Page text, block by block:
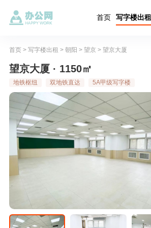
首页 写字楼出租
首页> 写字楼出租 > 朝阳 > 望京> 望京大厦
望京大厦 · 1150㎡
地铁枢纽 双地铁直达 5A甲级写字楼